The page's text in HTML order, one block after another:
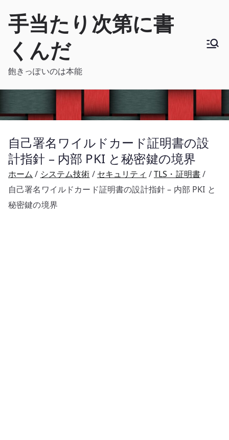
手当たり次第に書
くんだ
飽きっぽいのは本能
自己署名ワイルドカード証明書の設
計指針 – 内部 PKI と秘密鍵の境界
ホーム システム技術 セキュリティ
TLS・証明書
自己署名ワイルドカード証明書の設計指針 – 内部 PKI と
秘密鍵の境界